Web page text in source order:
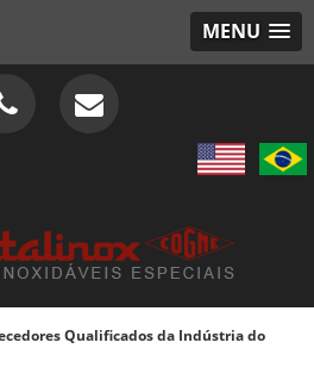
MENU
Qualificados da Indústria do